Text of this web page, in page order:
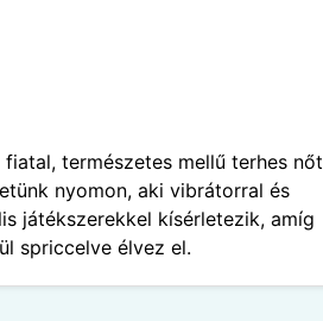
fiatal, természetes mellű terhes nőt
nyomon, aki vibrátorral és
játékszerekkel kísérletezik, amíg
spriccelve élvez el.